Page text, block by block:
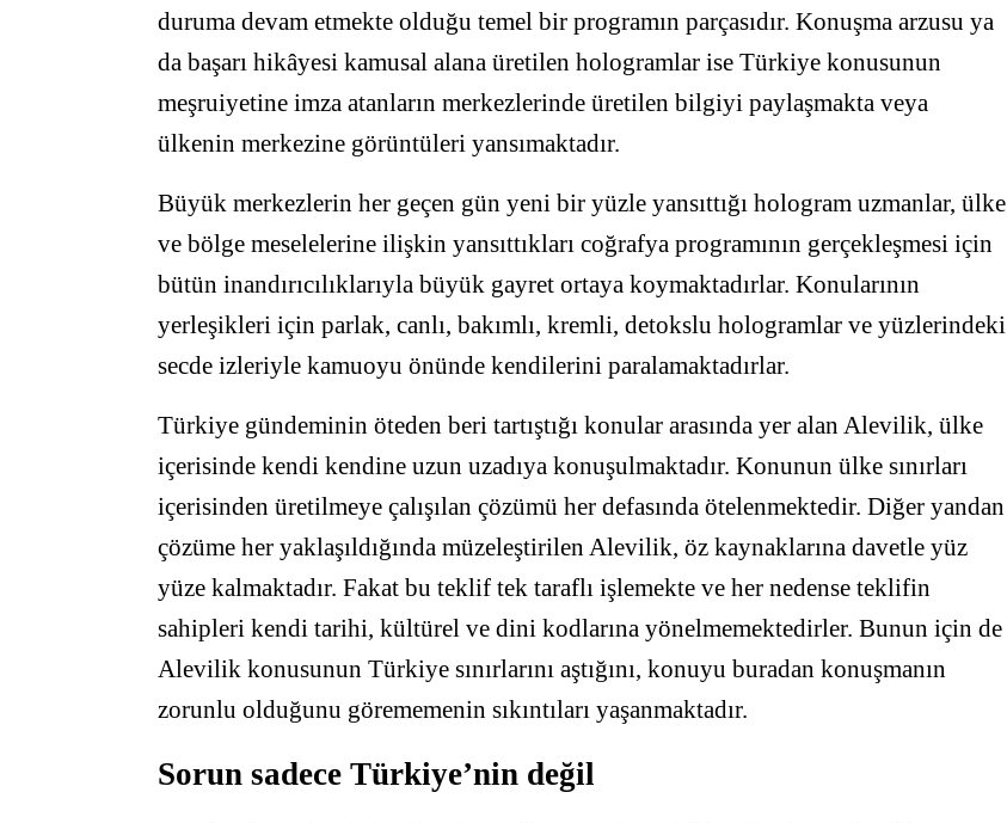
duruma devam etmekte olduğu temel bir programın parçasıdır. Konuşma arzusu ya
da başarı hikâyesi kamusal alana üretilen hologramlar ise Türkiye konusunun
meşruiyetine imza atanların merkezlerinde üretilen bilgiyi paylaşmakta veya
ülkenin merkezine görüntüleri yansımaktadır.
Büyük merkezlerin her geçen gün yeni bir yüzle yansıttığı hologram uzmanlar, ülke
ve bölge meselelerine ilişkin yansıttıkları coğrafya programının gerçekleşmesi için
bütün inandırıcılıklarıyla büyük gayret ortaya koymaktadırlar. Konularının
yerleşikleri için parlak, canlı, bakımlı, kremli, detokslu hologramlar ve yüzlerindeki
secde izleriyle kamuoyu önünde kendilerini paralamaktadırlar.
Türkiye gündeminin öteden beri tartıştığı konular arasında yer alan Alevilik, ülke
içerisinde kendi kendine uzun uzadıya konuşulmaktadır. Konunun ülke sınırları
içerisinden üretilmeye çalışılan çözümü her defasında ötelenmektedir. Diğer yandan
çözüme her yaklaşıldığında müzeleştirilen Alevilik, öz kaynaklarına davetle yüz
yüze kalmaktadır. Fakat bu teklif tek taraflı işlemekte ve her nedense teklifin
sahipleri kendi tarihi, kültürel ve dini kodlarına yönelmemektedirler. Bunun için de
Alevilik konusunun Türkiye sınırlarını aştığını, konuyu buradan konuşmanın
zorunlu olduğunu görememenin sıkıntıları yaşanmaktadır.
Sorun sadece Türkiye’nin değil